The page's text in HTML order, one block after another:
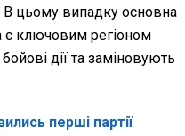
В цьому випадку основна
є ключовим регіоном
дії та заміновують
перші партії